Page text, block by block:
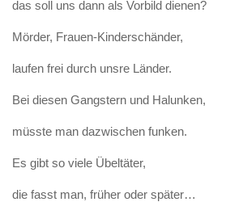
das soll uns dann als Vorbild dienen?
Mörder, Frauen-Kinderschänder,
laufen frei durch unsre Länder.
Bei diesen Gangstern und Halunken,
müsste man dazwischen funken.
Es gibt so viele Übeltäter,
die fasst man, früher oder später…